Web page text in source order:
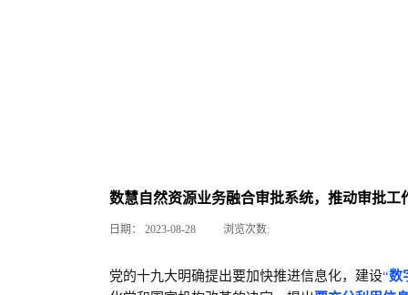
数慧自然资源业务融合审批系统，推动审批工
日期： 2023-08-28 浏览次数:
党的十九大明确提出要加快推进信息化，建设“数